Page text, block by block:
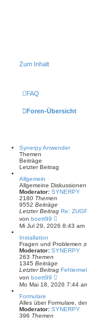
Zum Inhalt
FAQ
Foren-Übersicht
Synerpy Anwender
Themen
Beiträge
Letzter Beitrag
Allgemein
Allgemeine
Moderator: SYNERPY
2180 Themen
9552 Beiträge
Letzter Beitrag Re:
von boett99
e
u
s
t
r
B
e
i
t
a
g
Mi Jul 29, 2026 8:43 am
Installation
Fragen und Problemen
Moderator: SYNERPY
263 Themen
1345 Beiträge
Letzter Beitrag
von boett99
e
u
s
t
Mo Mai 18, 2026 7:44
Formulare
Alles über Formulare,
Moderator: SYNERPY
396 Themen